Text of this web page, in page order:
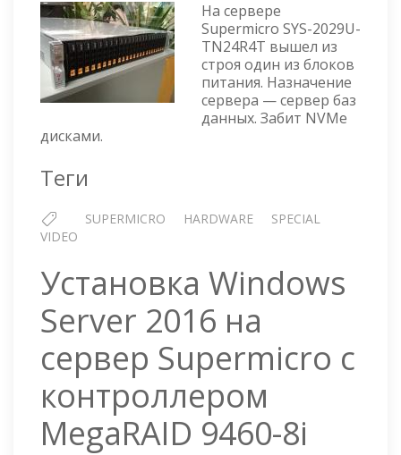
ПИТАНИЯ
НА
СЕРВЕРЕ
SUPERMICRO
SYS-
2029U-
На сервере
Supermicro SYS-2029U-
TN24R4T вышел из
строя один из блоков
питания. Назначение
сервера — сервер баз
данных. Забит NVMe
дисками.
Теги
SUPERMICRO HARDWARE
SPECIAL
VIDEO
Установка Windows
Server 2016 на
сервер Supermicro с
контроллером
MegaRAID 9460-8i